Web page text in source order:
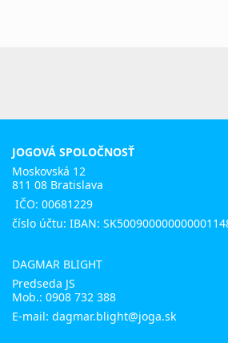
JOGOVÁ SPOLOČNOSŤ
Moskovská 12
811 08 Bratislava
IČO: 00681229
číslo účtu: IBAN:
DAGMAR BLIGHT
Predseda JS
Mob.: 0908 732 388
E-mail: dagmar.blight@joga.sk